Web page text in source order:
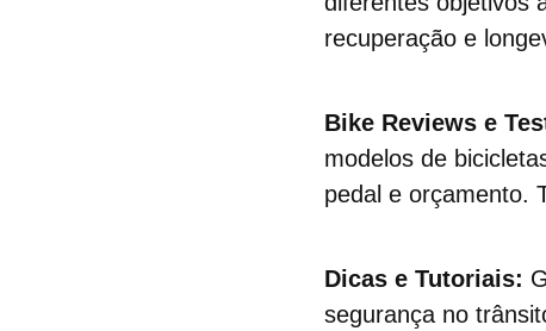
recuperação e
Bike Reviews e
modelos de
pedal e orçamento.
Dicas e Tutoriais:
segurança no